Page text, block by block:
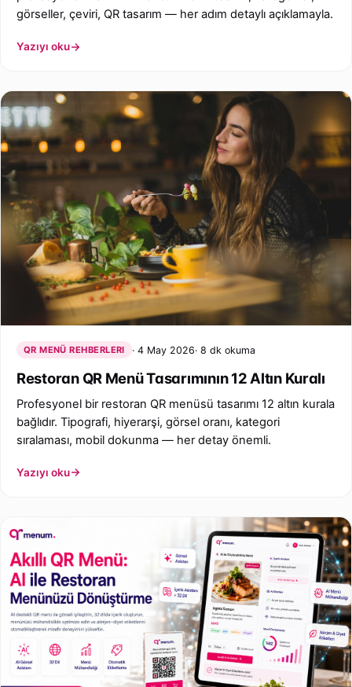
görseller, çeviri, QR tasarım — her adım detaylı açıklamayla.
Yazıyı oku
QR MENÜ REHBERLERI 4 May 2026 8 dk okuma
Restoran QR Menü Tasarımının 12 Altın Kuralı
Profesyonel bir restoran QR menüsü tasarımı 12 altın kurala
bağlıdır. Tipografi, hiyerarşi, görsel oranı, kategori
sıralaması, mobil dokunma — her detay önemli.
Yazıyı oku